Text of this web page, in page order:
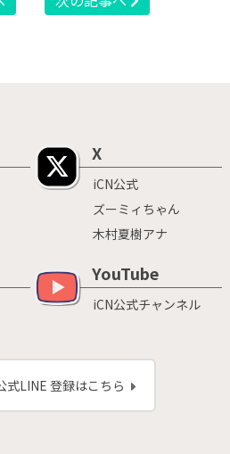
X
iCN公式
ズーミィちゃん
木村夏樹アナ
YouTube
iCN公式チャンネル
式LINE 登録はこちら